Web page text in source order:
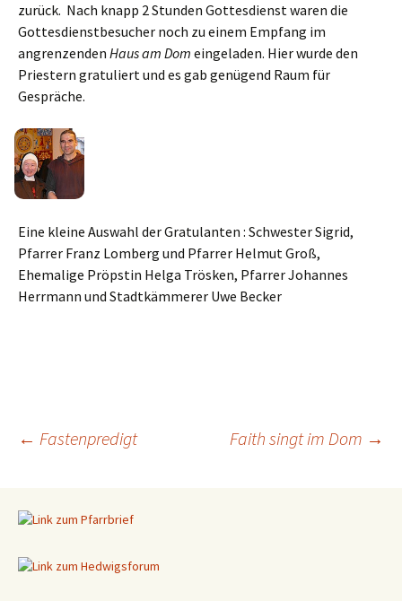
zurück. Nach knapp 2 Stunden Gottesdienst waren die
Gottesdienstbesucher noch zu einem Empfang im
angrenzenden Haus am Dom eingeladen. Hier wurde den
Priestern gratuliert und es gab genügend Raum für
Gespräche.
Eine kleine Auswahl der Gratulanten : Schwester Sigrid,
Pfarrer Franz Lomberg und Pfarrer Helmut Groß,
Ehemalige Pröpstin Helga Trösken, Pfarrer Johannes
Herrmann und Stadtkämmerer Uwe Becker
← Fastenpredigt Faith singt im Dom →